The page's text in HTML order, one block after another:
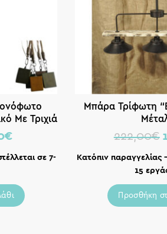
Με Τριχιά
€
σε 7-
Μπάρα Τρίφωτη
222,00€
Κατόπιν παραγγελίας
15
Προσθήκη